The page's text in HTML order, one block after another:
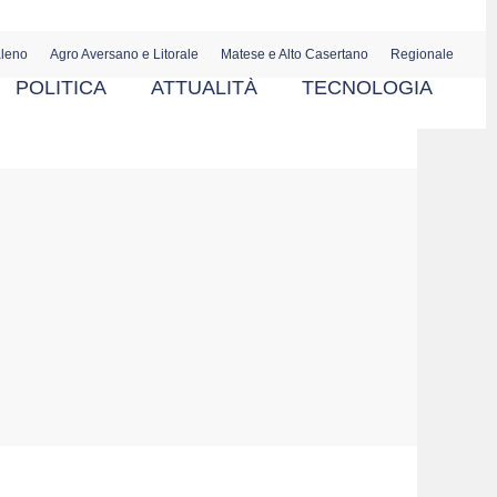
Agro Aversano e Litorale Matese e Alto Casertano Regionale
POLITICA ATTUALITÀ TECNOLOGIA